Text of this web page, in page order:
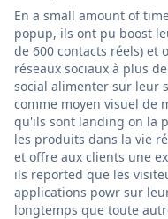
En a small amount of
popup, ils ont pu boost
de 600 contacts réels) et
réseaux sociaux à plus
social alimenter sur leur
comme moyen visuel de
qu'ils sont landing on la
les produits dans la vie
et offre aux clients une
ils reported que les
applications powr sur
longtemps que toute